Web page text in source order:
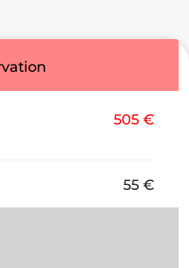
505 €
55 €